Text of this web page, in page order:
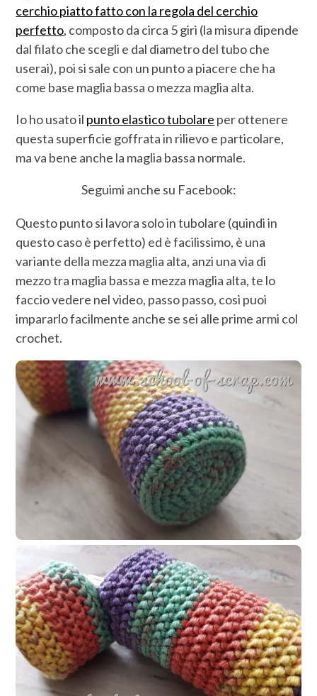
cerchio piatto fatto con la regola del cerchio
perfetto, composto da circa 5 giri (la misura dipende
dal filato che scegli e dal diametro del tubo che
userai), poi si sale con un punto a piacere che ha
come base maglia bassa o mezza maglia alta.
Io ho usato il punto elastico tubolare per ottenere
questa superficie goffrata in rilievo e particolare,
ma va bene anche la maglia bassa normale.
Seguimi anche su Facebook:
Questo punto si lavora solo in tubolare (quindi in
questo caso è perfetto) ed è facilissimo, è una
variante della mezza maglia alta, anzi una via di
mezzo tra maglia bassa e mezza maglia alta, te lo
faccio vedere nel video, passo passo, così puoi
impararlo facilmente anche se sei alle prime armi col
crochet.